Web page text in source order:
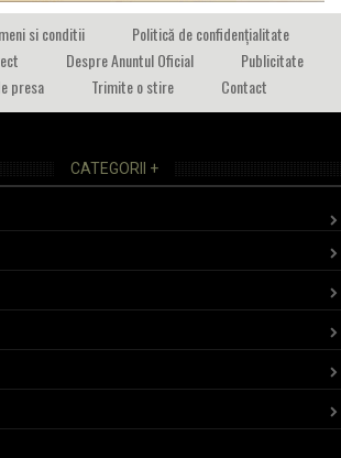
si conditii
Politică de confidențialitate
Despre Anuntul Oficial
Publicitate
presa
Trimite o stire Contact
CATEGORII +